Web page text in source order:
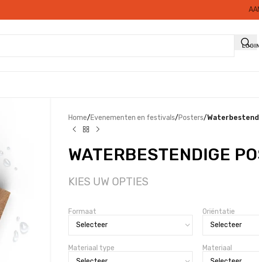
Home/Evenementen en festivals/Posters/
WATERBESTENDIGE
KIES UW OPTIES
Formaat Oriëntatie
Materiaal type Materiaal